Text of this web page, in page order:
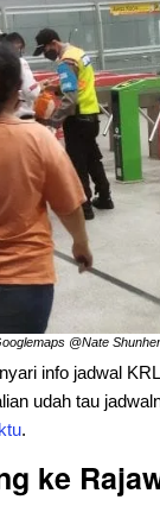
@Nate
info jadwal KRL
udah tau
.
ke